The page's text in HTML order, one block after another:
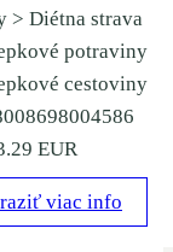
> Diétna strava
potraviny
cestoviny
EUR
viac info